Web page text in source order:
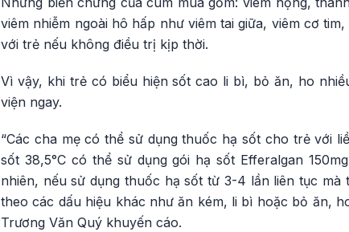
viêm nhiễm ngoài hô hấp như viêm tai giữa, viêm cơ
với trẻ nếu không điều trị kịp thời.
Vì vậy, khi trẻ có biểu hiện sốt cao li bì, bỏ ăn, ho
viện ngay.
“Các cha mẹ có thể sử dụng thuốc hạ sốt cho trẻ với
sốt 38,5°C có thể sử dụng gói hạ sốt Efferalgan
nhiên, nếu sử dụng thuốc hạ sốt từ 3-4 lần liên tục
theo các dấu hiệu khác như ăn kém, li bì hoặc bỏ ăn,
Trương Văn Quý khuyến cáo.